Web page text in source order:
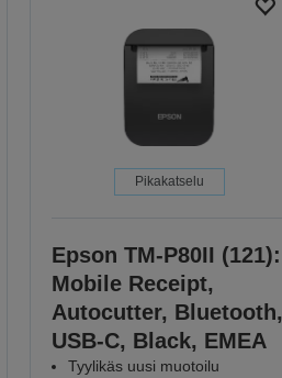
Pikakatselu
Epson TM-P80II (121):
Mobile Receipt,
Autocutter, Bluetooth,
USB-C, Black, EMEA
Tyylikäs uusi muotoilu